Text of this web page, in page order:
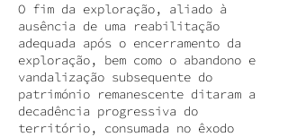
O fim da exploração, aliado à
ausência de uma reabilitação
adequada após o encerramento da
exploração, bem como o abandono e
vandalização subsequente do
património remanescente ditaram a
decadência progressiva do
território, consumada no êxodo